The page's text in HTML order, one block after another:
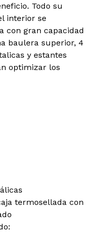
Todo su
interior se
con gran capacidad
baulera superior, 4
y estantes
optimizar los
termosellada con